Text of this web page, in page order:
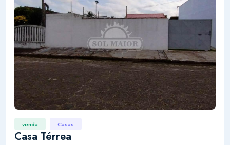
venda Casas
Casa Térrea